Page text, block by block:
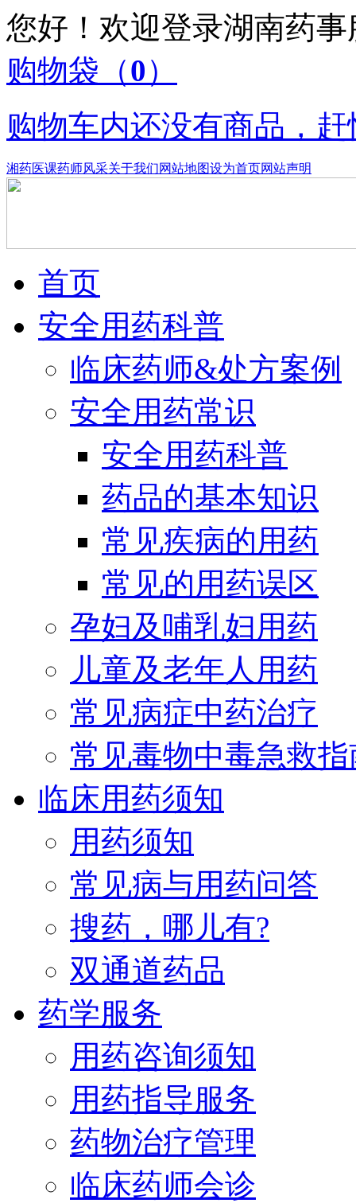
您好！欢迎登录湖南药
购物袋 （0）
购物车内还没有商品，
湘药医课药师风采关于我们网站地图设为首页网站声明
首页
安全用药科普
临床药师&处方案例
安全用药常识
安全用药科普
药品的基本知识
常见疾病的用药
常见的用药误区
孕妇及哺乳妇用药
儿童及老年人用药
常见病症中药治疗
常见毒物中毒急救指
临床用药须知
用药须知
常见病与用药问答
搜药，哪儿有?
双通道药品
药学服务
用药咨询须知
用药指导服务
药物治疗管理
临床药师会诊